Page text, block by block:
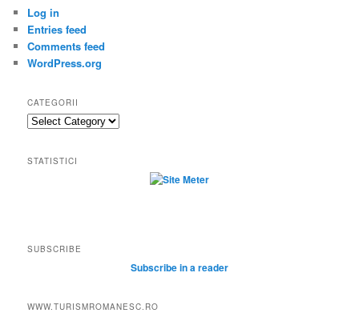
Log in
Entries feed
Comments feed
WordPress.org
CATEGORII
Categorii
STATISTICI
SUBSCRIBE
Subscribe in a reader
WWW.TURISMROMANESC.RO